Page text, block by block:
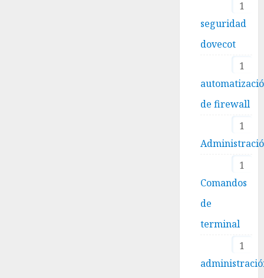
1
seguridad
dovecot
1
de firewall
1
1
Comandos
de
terminal
1